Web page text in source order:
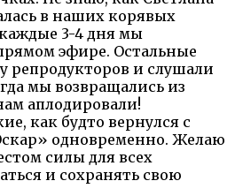
в наших корявых
3-4 дня мы
эфире. Остальные
репродукторов и слушали
мы возвращались из
аплодировали!
как будто вернулся с
одновременно. Желаю
силы для всех
и сохранять свою